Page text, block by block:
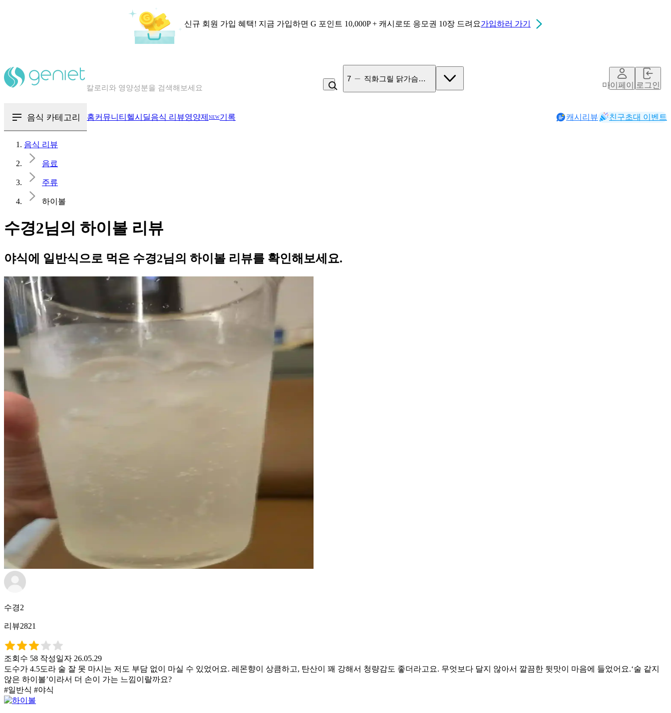
신규 회원 가입 혜택! 지금 가입하면 G 포인트 10,000P + 캐시로또 응모권 10장 드려요가입하러 가기
혈당 · 다이어트 음식 검색해보세요
7 직화그릴 닭가슴살 큐브 칮ㄷ
마이페이지로그인
음식 카테고리 홈커뮤니티 헬시딜음식 리뷰영양제 NEW기록 캐시리뷰 친구초대 이벤트
음식 리뷰
음료
주류
하이볼
수경2님의 하이볼 리뷰
야식에 일반식으로 먹은 수경2님의 하이볼 리뷰를 확인해보세요.
수경2
리뷰2821
조회수 58 작성일자 26.05.29
도수가 4.5도라 술 잘 못 마시는 저도 부담 없이 마실 수 있었어요. 레몬향이 상큼하고, 탄산이 꽤 강해서 청량감도 좋더라고요. 무엇보다 달지 않아서 깔끔한 뒷맛이 마음에 들었어요.‘술 같지
않은 하이볼’이라서 더 손이 가는 느낌이랄까요?
#일반식 #야식